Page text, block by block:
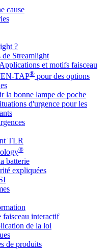
cause
?
de Streamlight
et motifs faisceau
TAP® pour des options
la bonne lampe de poche
d'urgence pour les
TLR
®
batterie
expliquées
faisceau interactif
de la loi
de produits